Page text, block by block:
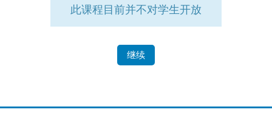
此课程目前并不对学生开放
继续